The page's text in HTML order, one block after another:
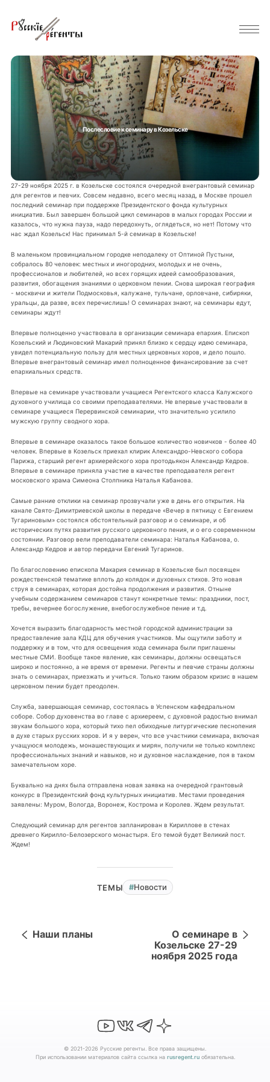
Послесловие к семинару в Козельске
27-29 ноября 2025 г. в Козельске состоялся очередной внегрантовый семинар
для регентов и певчих. Совсем недавно, всего месяц назад, в Москве прошел
последний семинар при поддержке Президентского фонда культурных
инициатив. Был завершен большой цикл семинаров в малых городах России и
казалось, что нужна пауза, надо передохнуть, оглядеться, но нет! Потому что
нас ждал Козельск! Нас принимал 5-й семинар в Козельске!
В маленьком провинциальном городке неподалеку от Оптиной Пустыни,
собралось 80 человек: местных и иногородних, молодых и не очень,
профессионалов и любителей, но всех горящих идеей самообразования,
развития, обогащения знаниями о церковном пении. Снова широкая география
- москвичи и жители Подмосковья, калужане, тульчане, орловчане, сибиряки,
уральцы, да разве, всех перечислишь! О семинарах знают, на семинары едут,
семинары ждут!
Впервые полноценно участвовала в организации семинара епархия. Епископ
Козельский и Людиновский Макарий принял близко к сердцу идею семинара,
увидел потенциальную пользу для местных церковных хоров, и дело пошло.
Впервые внегрантовый семинар имел полноценное финансирование за счет
епархиальных средств.
Впервые на семинаре участвовали учащиеся Регентского класса Калужского
духовного училища со своими преподавателями. Не впервые участвовали в
семинаре учащиеся Перервинской семинарии, что значительно усилило
мужскую группу сводного хора.
Впервые в семинаре оказалось такое большое количество новичков - более 40
человек. Впервые в Козельск приехал клирик Александро-Невского собора
Парижа, старший регент архиерейского хора протодьякон Александр Кедров.
Впервые в семинаре приняла участие в качестве преподавателя регент
московского храма Симеона Столпника Наталья Кабанова.
Самые ранние отклики на семинар прозвучали уже в день его открытия. На
канале Свято-Димитриевской школы в передаче «Вечер в пятницу с Евгением
Тугариновым» состоялся обстоятельный разговор и о семинаре, и об
исторических путях развития русского церковного пения, и о его современном
состоянии. Разговор вели преподаватели семинара: Наталья Кабанова, о.
Александр Кедров и автор передачи Евгений Тугаринов.
По благословению епископа Макария семинар в Козельске был посвящен
рождественской тематике вплоть до колядок и духовных стихов. Это новая
струя в семинарах, которая достойна продолжения и развития. Отныне
учебным содержанием семинаров станут конкретные темы: праздники, пост,
требы, вечернее богослужение, внебогослужебное пение и т.д.
Хочется выразить благодарность местной городской администрации за
предоставление зала КДЦ для обучения участников. Мы ощутили заботу и
поддержку и в том, что для освещения хода семинара были приглашены
местные СМИ. Вообще такое явление, как семинары, должны освещаться
широко и постоянно, а не время от времени. Регенты и певчие страны должны
знать о семинарах, приезжать и учиться. Только таким образом кризис в нашем
церковном пении будет преодолен.
Служба, завершающая семинар, состоялась в Успенском кафедральном
соборе. Собор духовенства во главе с архиереем, с духовной радостью внимал
звукам большого хора, который тихо пел обиходные литургические песнопения
в духе старых русских хоров. И я у верен, что все участники семинара, включая
учащуюся молодежь, монашествующих и мирян, получили не только комплекс
профессиональных знаний и навыков, но и духовное наслаждение, поя в таком
замечательном хоре.
Буквально на днях была отправлена новая заявка на очередной грантовый
конкурс в Президентский фонд культурных инициатив. Местами проведения
заявлены: Муром, Вологда, Воронеж, Кострома и Королев. Ждем результат.
Следующий семинар для регентов запланирован в Кириллове в стенах
древнего Кирилло-Белозерского монастыря. Его темой будет Великий пост.
Ждем!
ТЕМЫ Новости
Наши планы
О семинаре в
Козельске 27-29
ноября 2025 года
© 2021-2026 Русские регенты. Все права защищены.
При использовании материалов сайта ссылка на rusregent.ruобязательна.